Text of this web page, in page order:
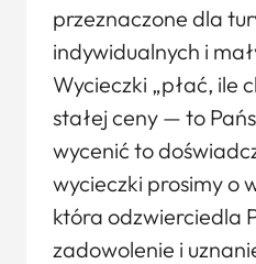
przeznaczone dla
indywidualnych i
Wycieczki „płać, ile
stałej ceny — to
wycenić to
wycieczki prosimy o
która odzwierciedla
zadowolenie i